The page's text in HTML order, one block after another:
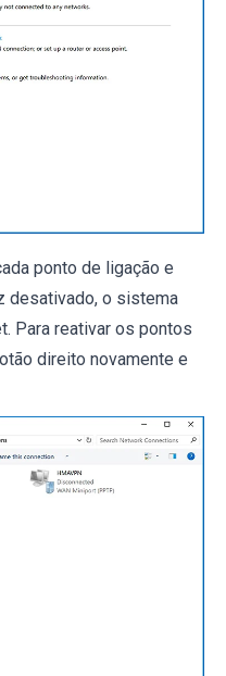
ponto de ligação e
desativado, o sistema
Para reativar os pontos
direito novamente e